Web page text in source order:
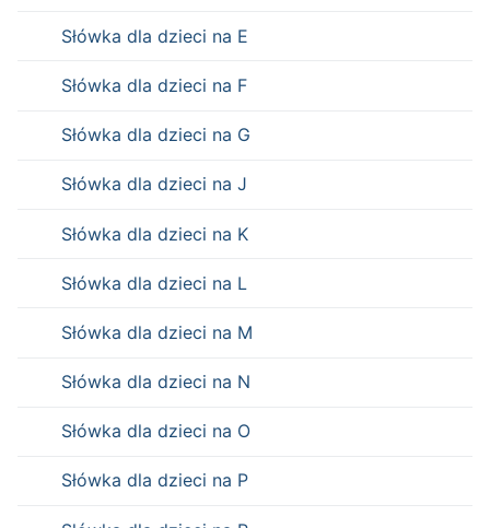
Słówka dla dzieci na E
Słówka dla dzieci na F
Słówka dla dzieci na G
Słówka dla dzieci na J
Słówka dla dzieci na K
Słówka dla dzieci na L
Słówka dla dzieci na M
Słówka dla dzieci na N
Słówka dla dzieci na O
Słówka dla dzieci na P